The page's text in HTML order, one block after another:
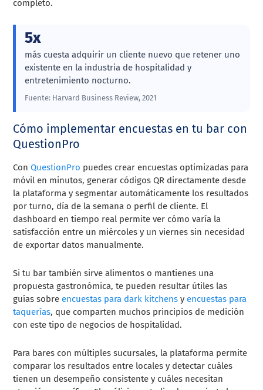
completo.
5x
más cuesta adquirir un cliente nuevo que retener uno
existente en la industria de hospitalidad y
entretenimiento nocturno.
Fuente: Harvard Business Review, 2021
Cómo implementar encuestas en tu bar con
QuestionPro
ConQuestionPro puedes crear encuestas optimizadas para
móvil en minutos, generar códigos QR directamente desde
la plataforma y segmentar automáticamente los resultados
por turno, día de la semana o perfil de cliente. El
dashboard en tiempo real permite ver cómo varía la
satisfacción entre un miércoles y un viernes sin necesidad
de exportar datos manualmente.
Si tu bar también sirve alimentos o mantienes una
propuesta gastronómica, te pueden resultar útiles las
guías sobre encuestas para dark kitchens y encuestas para
taquerías, que comparten muchos principios de medición
con este tipo de negocios de hospitalidad.
Para bares con múltiples sucursales, la plataforma permite
comparar los resultados entre locales y detectar cuáles
tienen un desempeño consistente y cuáles necesitan